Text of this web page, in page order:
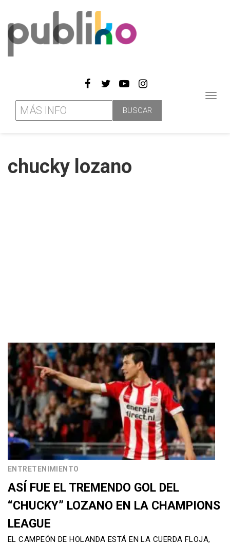
chucky lozano
ENTRETENIMIENTO
ASÍ FUE EL TREMENDO GOL DEL
“CHUCKY” LOZANO EN LA CHAMPIONS
LEAGUE
EL CAMPEÓN DE HOLANDA ESTÁ EN LA CUERDA FLOJA,